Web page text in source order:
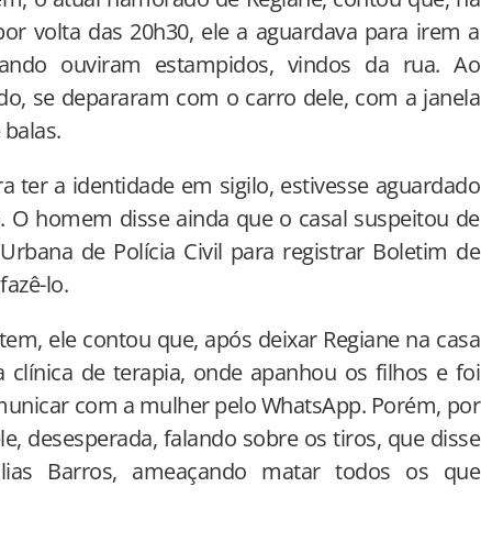
volta das 20h30, ele a aguardava para irem a
ouviram estampidos, vindos da rua. Ao
se depararam com o carro dele, com a janela
ter a identidade em sigilo, estivesse aguardado
O homem disse ainda que o casal suspeitou de
de Polícia Civil para registrar Boletim de
lo.
ele contou que, após deixar Regiane na casa
clínica de terapia, onde apanhou os filhos e foi
com a mulher pelo WhatsApp. Porém, por
desesperada, falando sobre os tiros, que disse
Barros, ameaçando matar todos os que